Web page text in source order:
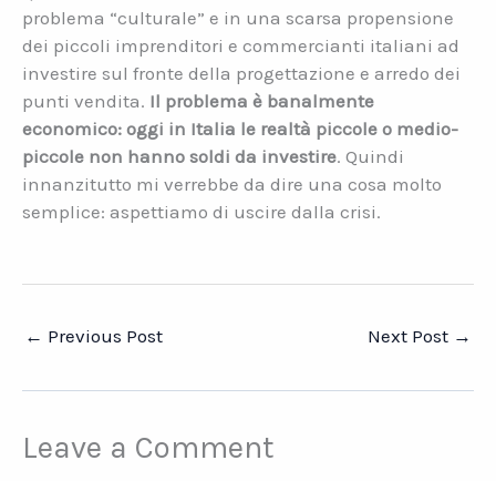
problema “culturale” e in una scarsa propensione
dei piccoli imprenditori e commercianti italiani ad
investire sul fronte della progettazione e arredo dei
punti vendita. Il problema è banalmente
economico: oggi in Italia le realtà piccole o medio-
piccole non hanno soldi da investire. Quindi
innanzitutto mi verrebbe da dire una cosa molto
semplice: aspettiamo di uscire dalla crisi.
← Previous Post Next Post →
Leave a Comment